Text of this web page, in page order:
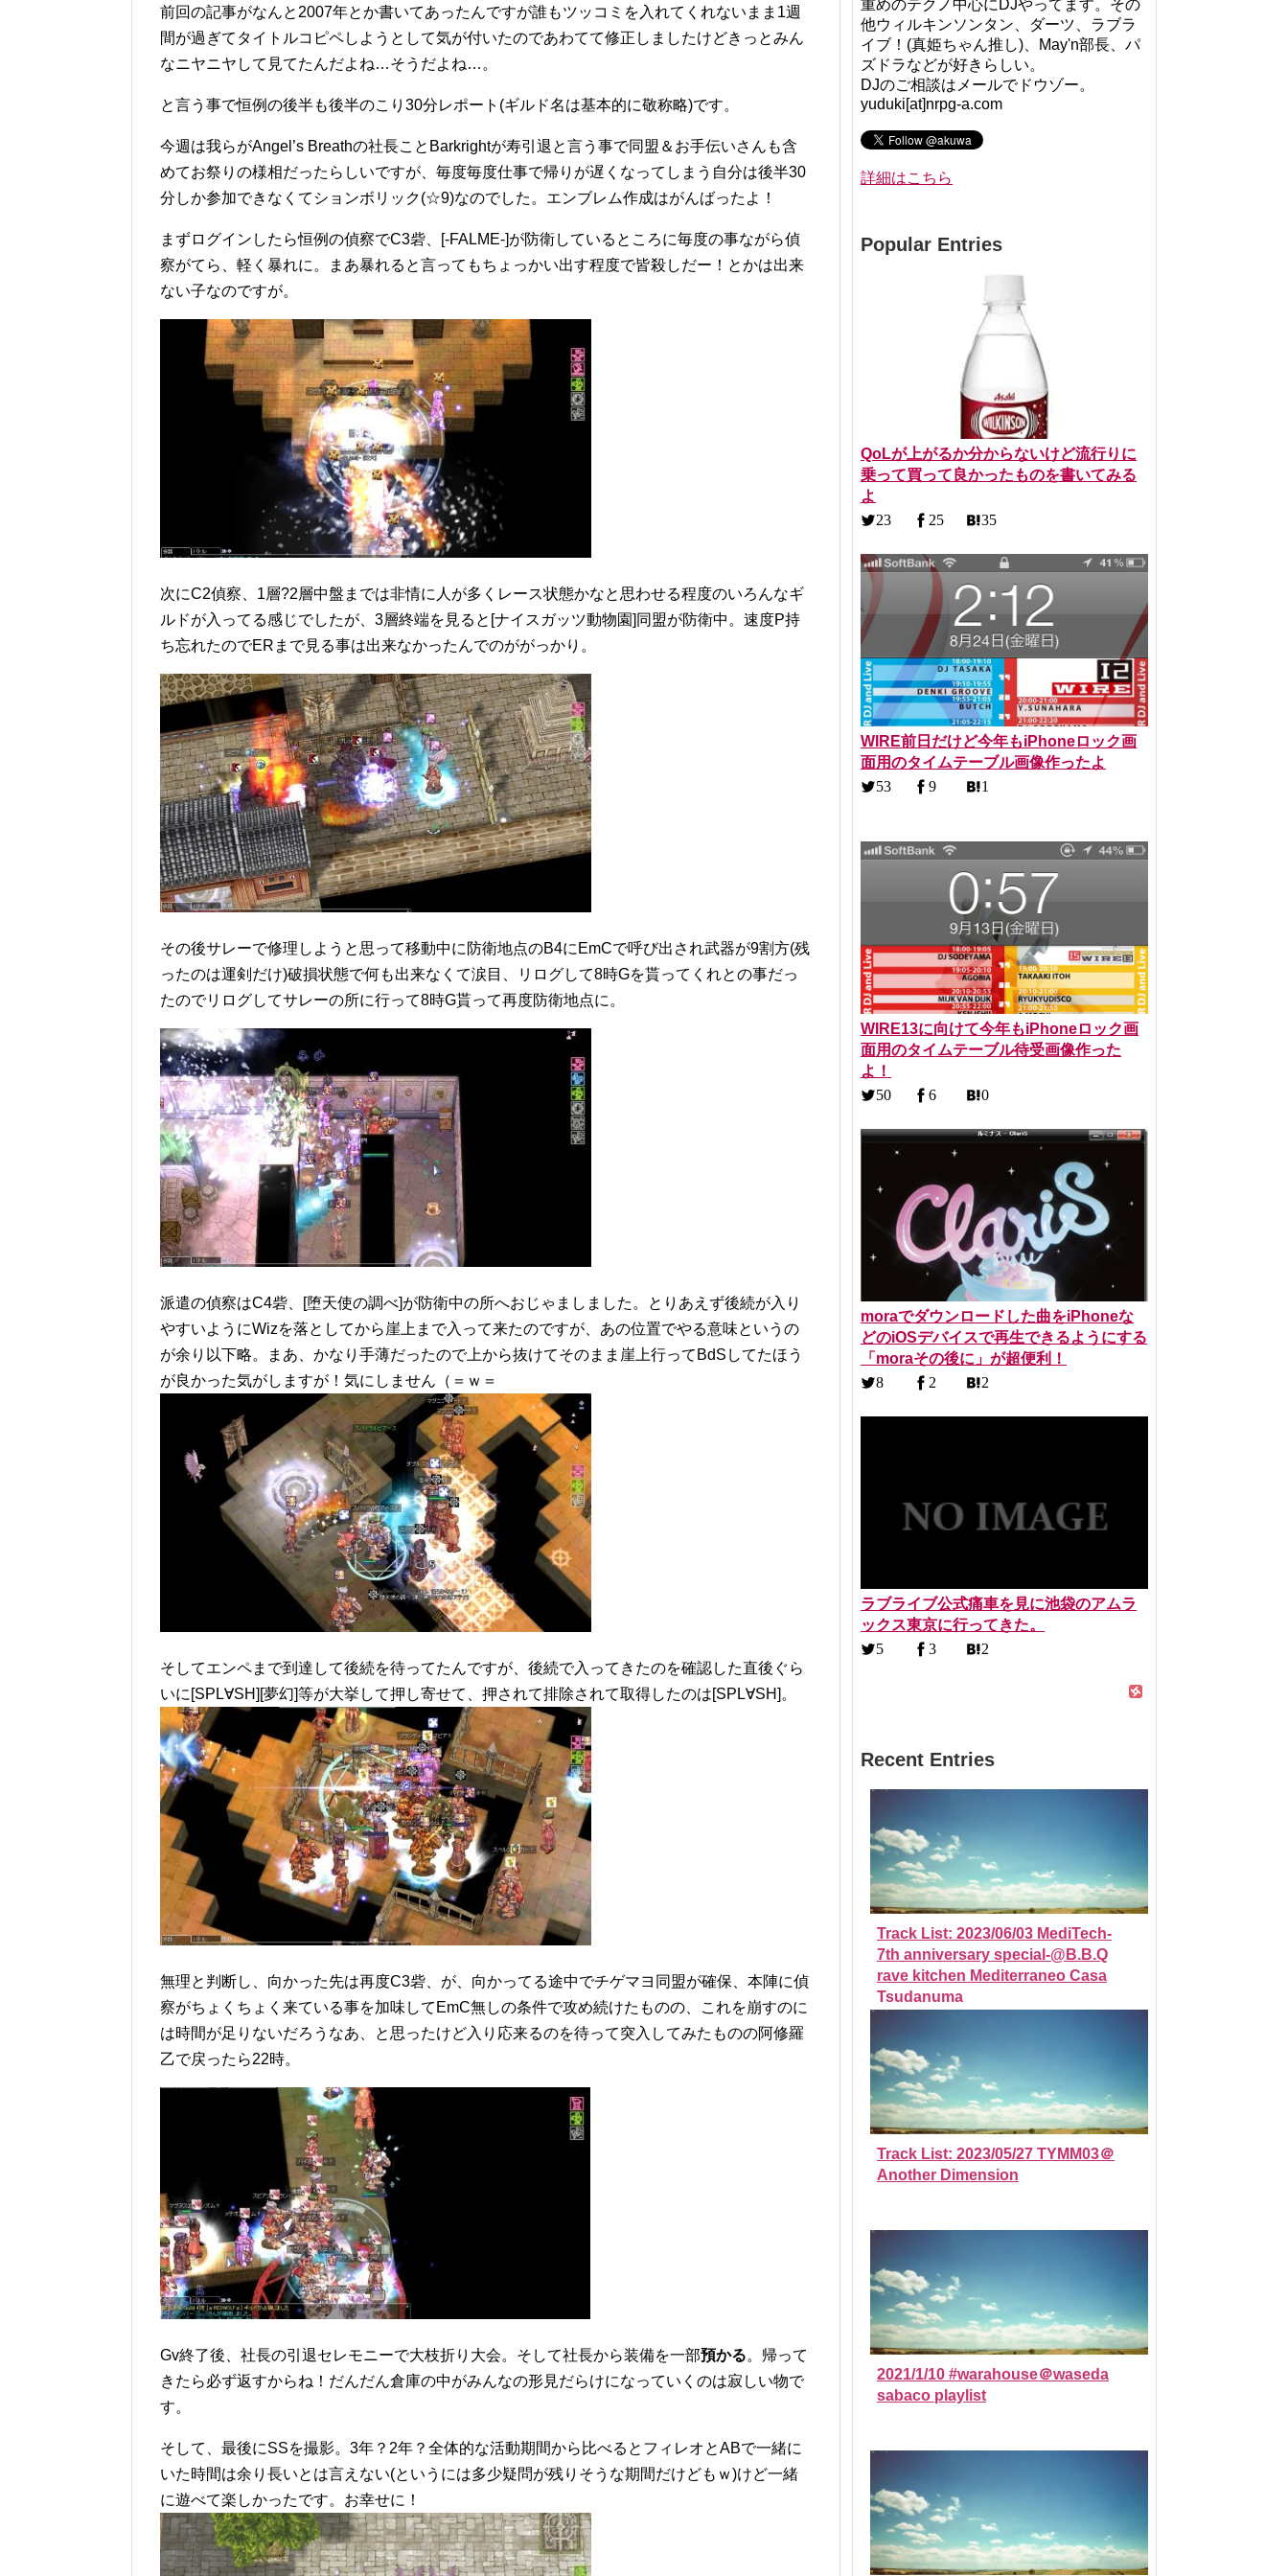
前回の記事がなんと2007年とか書いてあったんですが誰もツッコミを入れてくれないまま1週
間が過ぎてタイトルコピペしようとして気が付いたのであわてて修正しましたけどきっとみん
なニヤニヤして見てたんだよね…そうだよね…。
と言う事で恒例の後半も後半のこり30分レポート(ギルド名は基本的に敬称略)です。
今週は我らがAngel’s Breathの社長ことBarkrightが寿引退と言う事で同盟＆お手伝いさんも含
めてお祭りの様相だったらしいですが、毎度毎度仕事で帰りが遅くなってしまう自分は後半30
分しか参加できなくてションボリック(☆9)なのでした。エンブレム作成はがんばったよ！
まずログインしたら恒例の偵察でC3砦、[-FALME-]が防衛しているところに毎度の事ながら偵
察がてら、軽く暴れに。まあ暴れると言ってもちょっかい出す程度で皆殺しだー！とかは出来
ない子なのですが。
次にC2偵察、1層?2層中盤までは非情に人が多くレース状態かなと思わせる程度のいろんなギ
ルドが入ってる感じでしたが、3層終端を見ると[ナイスガッツ動物園]同盟が防衛中。速度P持
ち忘れたのでERまで見る事は出来なかったんでのががっかり。
その後サレーで修理しようと思って移動中に防衛地点のB4にEmCで呼び出され武器が9割方(残
ったのは運剣だけ)破損状態で何も出来なくて涙目、リログして8時Gを貰ってくれとの事だっ
たのでリログしてサレーの所に行って8時G貰って再度防衛地点に。
派遣の偵察はC4砦、[堕天使の調べ]が防衛中の所へおじゃましました。とりあえず後続が入り
やすいようにWizを落としてから崖上まで入って来たのですが、あの位置でやる意味というの
が余り以下略。まあ、かなり手薄だったので上から抜けてそのまま崖上行ってBdSしてたほう
が良かった気がしますが！気にしません（＝ｗ＝
そしてエンペまで到達して後続を待ってたんですが、後続で入ってきたのを確認した直後ぐら
いに[SPL∀SH][夢幻]等が大挙して押し寄せて、押されて排除されて取得したのは[SPL∀SH]。
無理と判断し、向かった先は再度C3砦、が、向かってる途中でチゲマヨ同盟が確保、本陣に偵
察がちょくちょく来ている事を加味してEmC無しの条件で攻め続けたものの、これを崩すのに
は時間が足りないだろうなあ、と思ったけど入り応来るのを待って突入してみたものの阿修羅
乙で戻ったら22時。
Gv終了後、社長の引退セレモニーで大枝折り大会。そして社長から装備を一部預かる。帰って
きたら必ず返すからね！だんだん倉庫の中がみんなの形見だらけになっていくのは寂しい物で
す。
そして、最後にSSを撮影。3年？2年？全体的な活動期間から比べるとフィレオとABで一緒に
いた時間は余り長いとは言えない(というには多少疑問が残りそうな期間だけどもｗ)けど一緒
に遊べて楽しかったです。お幸せに！
重めのテクノ中心にDJやってます。その
他ウィルキンソンタン、ダーツ、ラブラ
イブ！(真姫ちゃん推し)、May'n部長、パ
ズドラなどが好きらしい。
DJのご相談はメールでドウゾー。
yuduki[at]nrpg-a.com
詳細はこちら
Popular Entries
QoLが上がるか分からないけど流行りに
乗って買って良かったものを書いてみる
よ
23 25 35
WIRE前日だけど今年もiPhoneロック画
面用のタイムテーブル画像作ったよ
53 9 1
WIRE13に向けて今年もiPhoneロック画
面用のタイムテーブル待受画像作った
よ！
50 6 0
moraでダウンロードした曲をiPhoneな
どのiOSデバイスで再生できるようにする
「moraその後に」が超便利！
8 2 2
ラブライブ公式痛車を見に池袋のアムラ
ックス東京に行ってきた。
5 3 2
Recent Entries
Track List: 2023/06/03 MediTech-
7th anniversary special-@B.B.Q
rave kitchen Mediterraneo Casa
Tsudanuma
Track List: 2023/05/27 TYMM03＠
Another Dimension
2021/1/10 #warahouse＠waseda
sabaco playlist